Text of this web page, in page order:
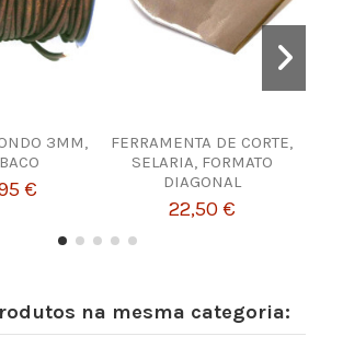
3MM,
€
FERRAMENTA DE CORTE,
SELARIA, FORMATO
DIAGONAL
22,50 €
na mesma categoria: